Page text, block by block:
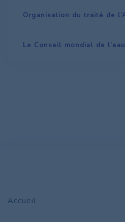
Le Conseil mondial de l’eau
Accueil